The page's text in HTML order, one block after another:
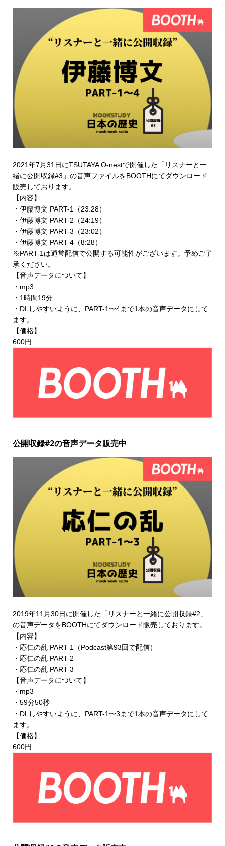
2021年7月31日にTSUTAYA O-nestで開催した「リスナーと一
緒に公開収録#3」の音声ファイルをBOOTHにてダウンロード
販売 しております。
【内容】
・伊藤博文 PART-1（23:28）
・伊藤博文 PART-2（24:19）
・伊藤博文 PART-3（23:02）
・伊藤博文 PART-4（8:28）
※PART-1は通常配信で公開する可能性がございます。予めご了
承ください。
【音声データについて】
・mp3
・1時間19分
・DLしやすいように、PART-1〜4まで1本の音声データにして
ます。
【価格】
600円
公開収録#2の音声データ販売中
2019年11月30日に開催した「リスナーと一緒に公開収録#2」
の音声データをBOOTHにてダウンロード販売 しております。
【内容】
・応仁の乱 PART-1（Podcast第93回で配信）
・応仁の乱 PART-2
・応仁の乱 PART-3
【音声データについて】
・mp3
・59分50秒
・DLしやすいように、PART-1〜3まで1本の音声データにして
ます。
【価格】
600円